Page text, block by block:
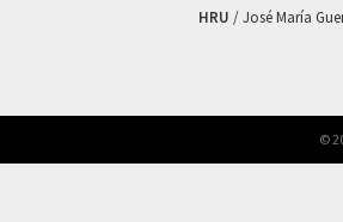
HRU / José María
©